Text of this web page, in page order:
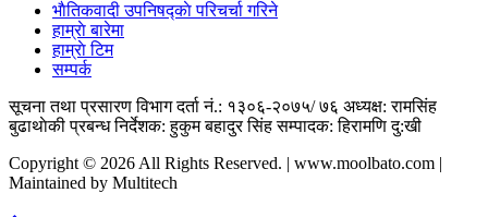
भाैतिकवादी उपनिषद्काे परिचर्चा गरिने
हाम्राे बारेमा
हाम्राे टिम
सम्पर्क
सूचना तथा प्रसारण विभाग दर्ता नं.: १३०६-२०७५/ ७६ अध्यक्ष: रामसिंह
बुढाथाेकी प्रबन्ध निर्देशक: हुकुम बहादुर सिंह सम्पादक: हिरामणि दु:खी
Copyright © 2026 All Rights Reserved. | www.moolbato.com |
Maintained by Multitech